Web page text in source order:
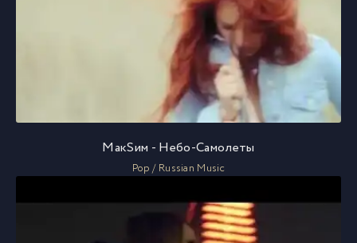
МакSим - Небо-Самолеты
Pop / Russian Music